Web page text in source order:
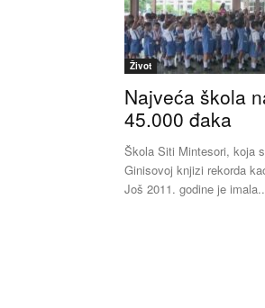
Život
Najveća škola
45.000 đaka
Škola Siti Mintesori, koja
Ginisovoj knjizi rekorda
Još 2011. godine je